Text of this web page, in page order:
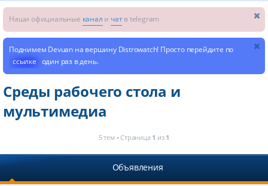
Наши официальные канал и чатв telegram
Поднимем Devuan на вершину Distrowatch! Просто перейдите по
ссылке один раз в день.
Среды рабочего стола и
мультимедиа
5 тем • Страница 1 из 1
Объявления